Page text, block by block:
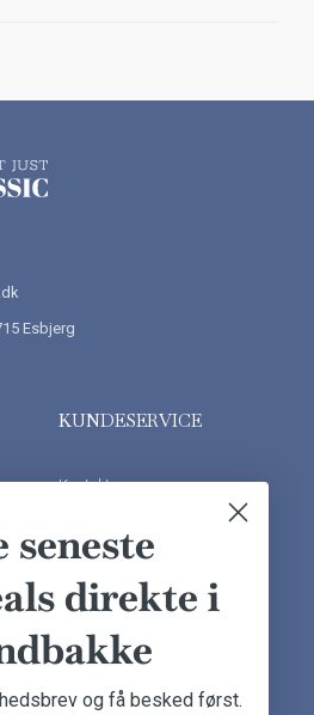
Esbjerg
KUNDESERVICE
Kontakt os
Kundeudtalelser
Besøg showroom
seneste
direkte i
og få besked først.